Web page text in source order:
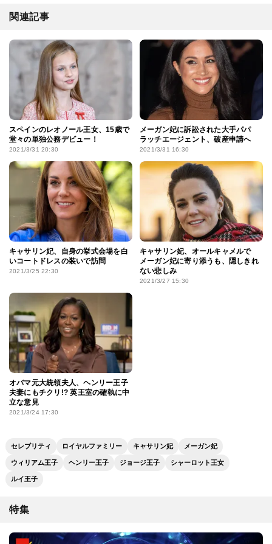
関連記事
スペインのレオノール王女、15歳で
堂々の単独公務デビュー！
2021/3/31 20:30
メーガン妃に訴訟された大手パパ
ラッチエージェント、破産申請へ
2021/3/31 16:30
キャサリン妃、自身の挙式会場を白
いコートドレスの装いで訪問
2021/3/25 22:30
キャサリン妃、オールキャメルで
メーガン妃に寄り添うも、隠しきれ
ない悲しみ
2021/3/27 15:30
オバマ元大統領夫人、ヘンリー王子
夫妻にもチクリ!? 英王室の確執に中
立な意見
2021/3/24 17:30
セレブリティ ロイヤルファミリー キャサリン妃 メーガン妃
ウィリアム王子 ヘンリー王子 ジョージ王子 シャーロット王女
ルイ王子
特集